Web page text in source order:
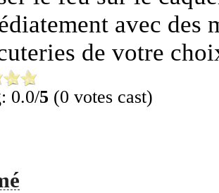
avec des
de votre
0.0/5 (0 votes cast)